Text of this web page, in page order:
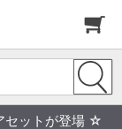
セットが登場 ☆